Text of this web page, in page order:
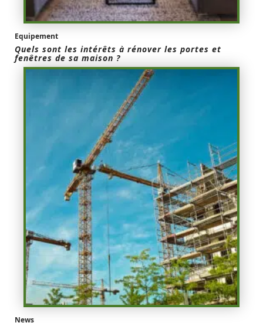
Equipement
Quels sont les intérêts à rénover les portes et
fenêtres de sa maison ?
News